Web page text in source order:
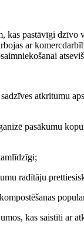
kas pastāvīgi dzīvo
ar
atkritumu
pasākumu
radītāju
kas saistīti ar